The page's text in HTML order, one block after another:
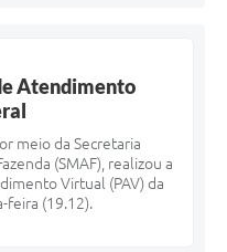
Atendimento
meio da Secretaria
(SMAF), realizou a
Virtual (PAV) da
feira (19.12).